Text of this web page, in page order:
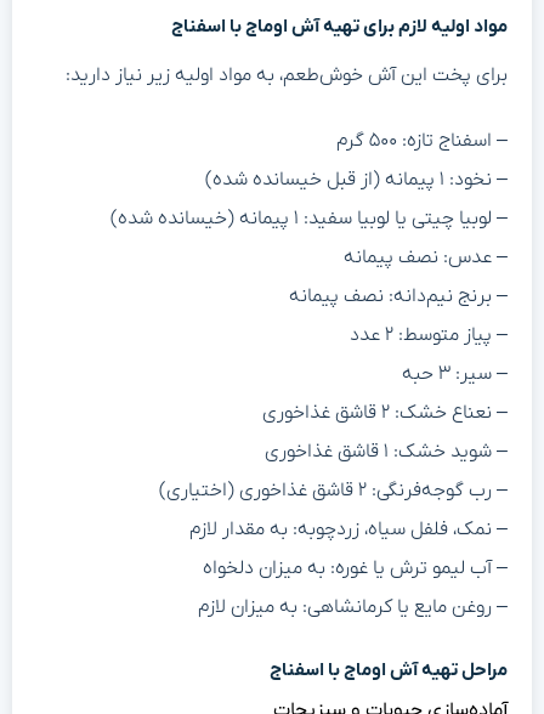
مواد اولیه لازم برای تهیه آش اوماج با اسفناج
برای پخت این آش خوش‌طعم، به مواد اولیه زیر نیاز دارید:
– اسفناج تازه: ۵۰۰ گرم
– نخود: ۱ پیمانه (از قبل خیسانده شده)
– لوبیا چیتی یا لوبیا سفید: ۱ پیمانه (خیسانده شده)
– عدس: نصف پیمانه
– برنج نیم‌دانه: نصف پیمانه
– پیاز متوسط: ۲ عدد
– سیر: ۳ حبه
– نعناع خشک: ۲ قاشق غذاخوری
– شوید خشک: ۱ قاشق غذاخوری
– رب گوجه‌فرنگی: ۲ قاشق غذاخوری (اختیاری)
– نمک، فلفل سیاه، زردچوبه: به مقدار لازم
– آب لیمو ترش یا غوره: به میزان دلخواه
– روغن مایع یا کرمانشاهی: به میزان لازم
مراحل تهیه آش اوماج با اسفناج